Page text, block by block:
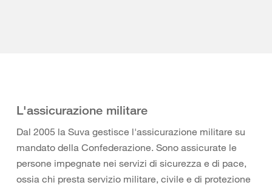
L'assicurazione militare
Dal 2005 la Suva gestisce l'assicurazione militare su
mandato della Confederazione. Sono assicurate le
persone impegnate nei servizi di sicurezza e di pace,
ossia chi presta servizio militare, civile e di protezione